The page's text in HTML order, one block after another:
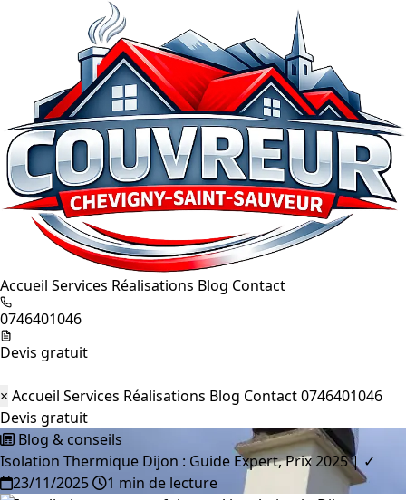
Accueil Services Réalisations Blog Contact
0746401046
Devis gratuit
× Accueil Services Réalisations Blog Contact0746401046
Devis gratuit
Blog & conseils
Isolation Thermique Dijon : Guide Expert, Prix 2025 | ✓
23/11/2025
1 min de lecture